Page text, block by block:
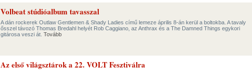
Volbeat stúdióalbum tavasszal
A dán rockerek Outlaw Gentlemen & Shady Ladies című lemeze április 8-án kerül a boltokba. A tavaly
ősszel távozó Thomas Bredahl helyét Rob Caggiano, az Anthrax és a The Damned Things egykori
gitárosa veszi át. Tovább
Az első világsztárok a 22. VOLT Fesztiválra